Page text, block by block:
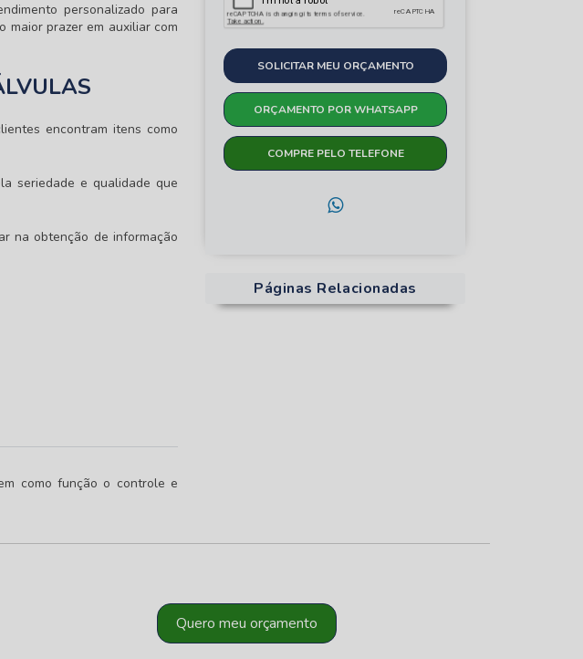
personalizado para
maior prazer em auxiliar com
encontram itens como
seriedade e qualidade que
na obtenção de informação
como função o controle e
SOLICITAR MEU ORÇAMENTO
ORÇAMENTO POR WHATSAPP
COMPRE PELO TELEFONE
Páginas Relacionadas
Quero meu orçamento